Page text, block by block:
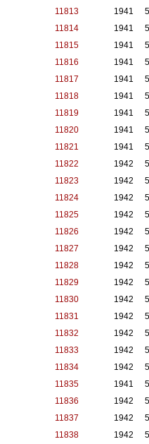
11813 1941
11814 1941
11815 1941
11816 1941
11817 1941
11818 1941
11819 1941
11820 1941
11821 1941
11822 1942
11823 1942
11824 1942
11825 1942
11826 1942
11827 1942
11828 1942
11829 1942
11830 1942
11831 1942
11832 1942
11833 1942
11834 1942
11835 1941
11836 1942
11837 1942
11838 1942